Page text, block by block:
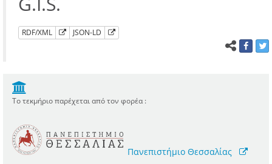
RDF/XML JSON-LD
Το τεκμήριο παρέχεται από τον φορέα :
Πανεπιστήμιο Θεσσαλίας